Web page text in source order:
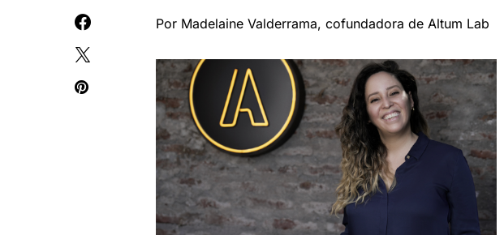
Por Madelaine Valderrama, cofundadora de Altum Lab